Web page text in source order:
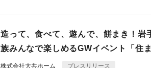
造って、食べて、遊んで、餅まき！
族みんなで楽しめるGWイベント「住
株式会社大共ホーム プレスリリース